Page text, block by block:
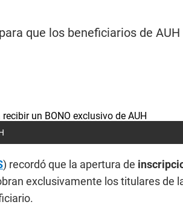
que los beneficiarios de
) recordó que la apertura de
exclusivamente los titulares de